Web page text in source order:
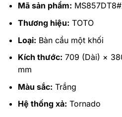
Mã sản phẩm:
Thương hiệu: TOTO
Loại: Bàn cầu một khối
Kích thước: 709 (Dài) ×
mm
Màu sắc: Trắng
Hệ thống xả: Tornado